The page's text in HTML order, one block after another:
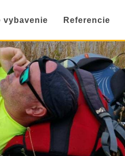
vybavenie Referencie